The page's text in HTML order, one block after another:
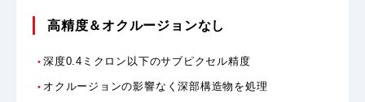
高精度＆オクルージョンなし
深度0.4ミクロン以下のサブピクセル精度
オクルージョンの影響なく深部構造物を処理